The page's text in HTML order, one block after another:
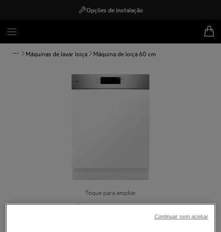
Opções de instalação
Máquinas de lavar loiça Máquina de loiça 60 cm
Toque para ampliar
Continuar sem aceitar